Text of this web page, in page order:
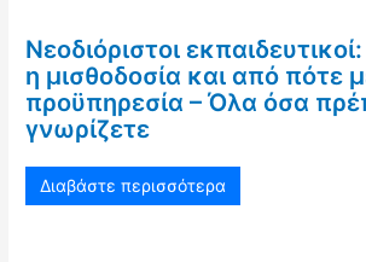
Νεοδιόριστοι
η μισθοδοσία και από πότε
προϋπηρεσία – Όλα όσα
γνωρίζετε
Διαβάστε περισσότερα